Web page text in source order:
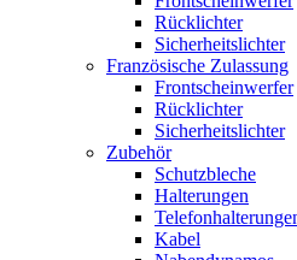
Rücklichter
Sicherheitslichter
Französische Zulassung
Frontscheinwerfer
Rücklichter
Sicherheitslichter
Zubehör
Schutzbleche
Halterungen
Kabel